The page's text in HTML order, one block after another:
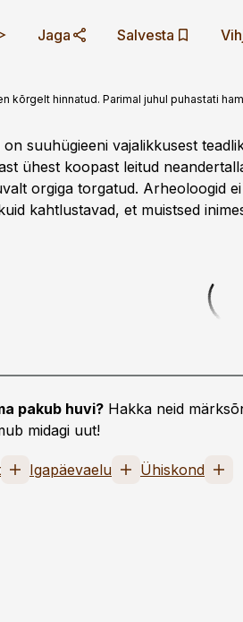
Jaga Salvesta
kõrgelt hinnatud. Parimal juhul puhastati
on suuhügieeni vajalikkusest
ühest koopast leitud
orgiga torgatud. Arheoloogid
kahtlustavad, et muistsed
pakub huvi? Hakka neid
midagi uut!
Igapäevaelu Ühiskond